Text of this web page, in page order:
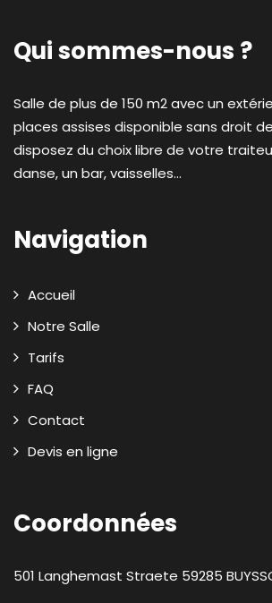
Qui sommes-nous ?
Salle de plus de 150 m2 avec un
places assises disponible sans droit
disposez du choix libre de votre
danse, un bar, vaisselles...
Navigation
Accueil
Notre Salle
Tarifs
FAQ
Contact
Devis en ligne
Coordonnées
501 Langhemast Straete 59285